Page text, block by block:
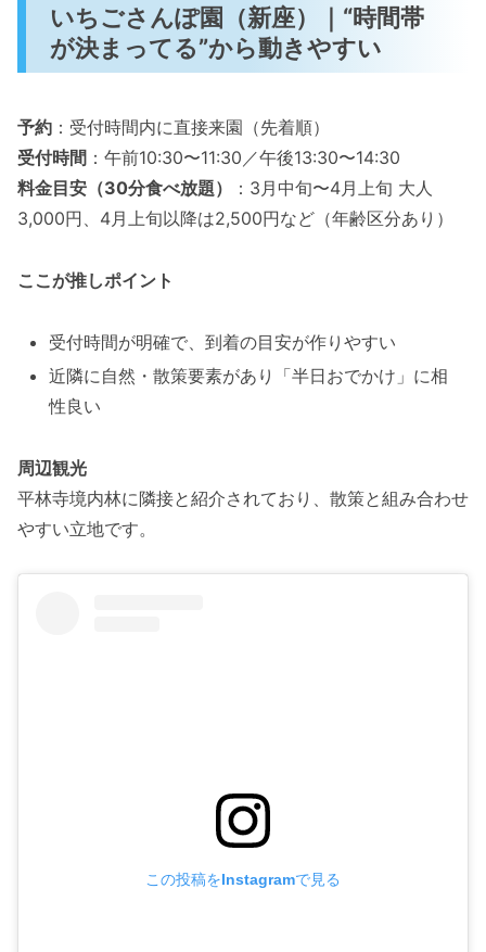
いちごさんぽ園（新座）｜“時間帯
が決まってる”から動きやすい
予約 ：受付時間内に直接来園（先着順）
受付時間 ：午前10:30〜11:30／午後13:30〜14:30
料金目安（30分食べ放題）
：3月中旬〜4月上旬 大人
3,000円、4月上旬以降は2,500円など（年齢区分あり）
ここが推しポイント
受付時間が明確で、到着の目安が作りやすい
近隣に自然・散策要素があり「半日おでかけ」に相
性良い
周辺観光
平林寺境内林に隣接と紹介されており、散策と組み合わせ
やすい立地です。
この投稿をInstagramで見る